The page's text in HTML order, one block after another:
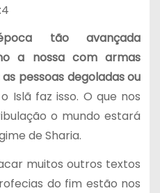
tão avançada
a nossa com armas
pessoas degoladas ou
Islã faz isso. O que nos
o mundo estará
de Sharia.
muitos outros textos
do fim estão nos